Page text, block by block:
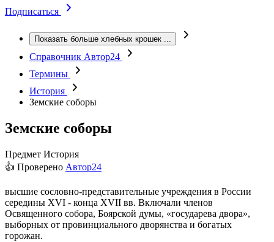
Подписаться
Показать больше хлебных крошек ...
Справочник Автор24
Термины
История
Земские соборы
Земские соборы
Предмет История
👍 Проверено Автор24
высшие сословно-представительные учреждения в России
середины XVI - конца XVII вв. Включали членов
Освященного собора, Боярской думы, «государева двора»,
выборных от провинциального дворянства и богатых
горожан.